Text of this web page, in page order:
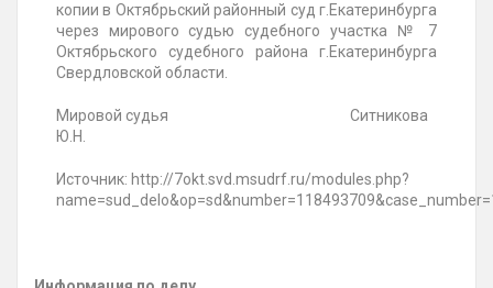
копии в Октябрьский районный суд г.Екатеринбурга
через мирового судью судебного участка № 7
Октябрьского судебного района г.Екатеринбурга
Свердловской области.
Мировой судья Ситникова
Ю.Н.
Источник: http://7okt.svd.msudrf.ru/modules.php?